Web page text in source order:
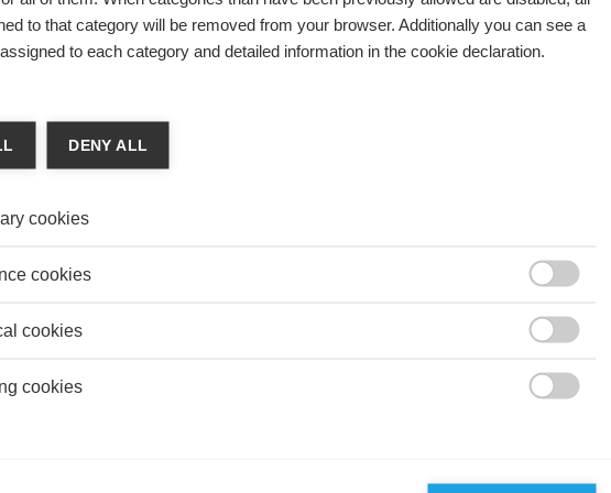
Takagi
le déroulement de leur carrière, les hommes ont à leur
ENTREPRISES DEVAIENT RENDRE DES
Laure Djelic
du capitalisme contemporain et que peut-on y faire ?
to that category will be removed from your browser. Additionally you can see a
to each category and detailed information in the cookie declaration.
DENY ALL
cookies
cookies
cookies
cookies